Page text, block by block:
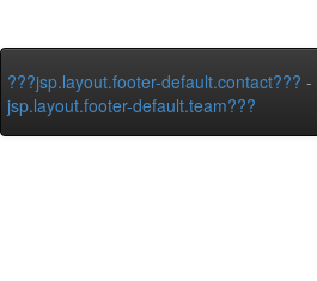
???jsp.layout.footer-default.contact??? -
jsp.layout.footer-default.team???